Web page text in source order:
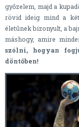
győzelem, majd a
rövid ideig mind a
életűnek bizonyult, a
máshogy, amire
szólni, hogyan
döntőben!